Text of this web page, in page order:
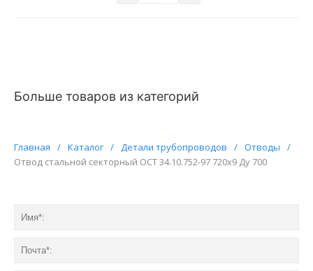
Больше товаров из категорий
Главная / Каталог / Детали трубопроводов / Отводы
/
Отвод стальной секторный ОСТ 34.10.752-97 720х9 Ду 700